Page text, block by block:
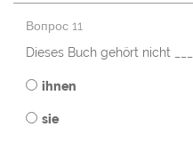
Вопрос 11
Dieses Buch gehört nicht ___ .
ihnen
sie